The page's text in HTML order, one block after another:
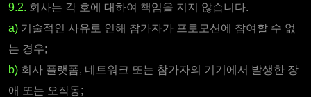
9.2. 회사는 각 호에 대하여 책임을 지지 않습니다.
a) 기술적인 사유로 인해 참가자가 프로모션에 참여할 수 없
는 경우;
b) 회사 플랫폼, 네트워크 또는 참가자의 기기에서 발생한 장
애 또는 오작동;